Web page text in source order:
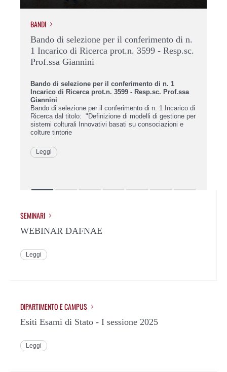
BANDI
Bando di selezione per il conferimento di n.
1 Incarico di Ricerca prot.n. 3599 - Resp.sc.
Prof.ssa Giannini
Bando di selezione per il conferimento di n. 1
Incarico di Ricerca prot.n. 3599 - Resp.sc. Prof.ssa
Giannini
Bando di selezione per il conferimento di n. 1 Incarico di
Ricerca dal titolo: "Definizione di modelli di gestione per
sistemi colturali Innovativi basati su consociazioni e
colture tintorie
Leggi
SEMINARI
WEBINAR DAFNAE
Leggi
DIPARTIMENTO E CAMPUS
Esiti Esami di Stato - I sessione 2025
Leggi